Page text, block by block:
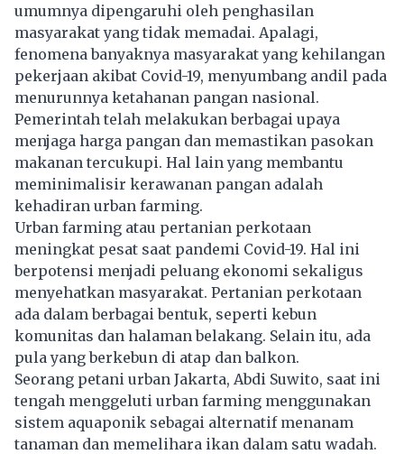
umumnya dipengaruhi oleh penghasilan
masyarakat yang tidak memadai. Apalagi,
fenomena banyaknya masyarakat yang kehilangan
pekerjaan akibat Covid-19, menyumbang andil pada
menurunnya ketahanan pangan nasional.
Pemerintah telah melakukan berbagai upaya
menjaga harga pangan dan memastikan pasokan
makanan tercukupi. Hal lain yang membantu
meminimalisir kerawanan pangan adalah
kehadiran urban farming.
Urban farming atau pertanian perkotaan
meningkat pesat saat pandemi Covid-19. Hal ini
berpotensi menjadi peluang ekonomi sekaligus
menyehatkan masyarakat. Pertanian perkotaan
ada dalam berbagai bentuk, seperti kebun
komunitas dan halaman belakang. Selain itu, ada
pula yang berkebun di atap dan balkon.
Seorang petani urban Jakarta, Abdi Suwito, saat ini
tengah menggeluti urban farming menggunakan
sistem aquaponik sebagai alternatif menanam
tanaman dan memelihara ikan dalam satu wadah.